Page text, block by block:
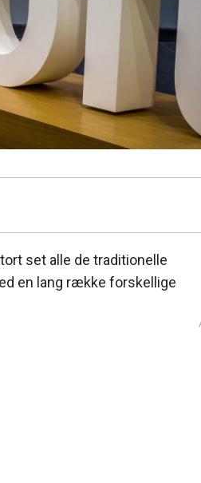
set alle de traditionelle
en lang række forskellige